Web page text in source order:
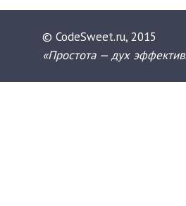
© CodeSweet.ru, 2015
«Простота — дух